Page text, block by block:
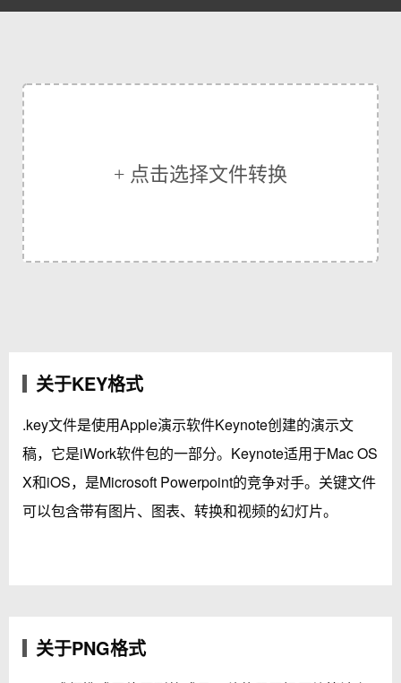
+ 点击选择文件转换
关于KEY格式
.key文件是使用Apple演示软件Keynote创建的演示文
稿，它是iWork软件包的一部分。Keynote适用于Mac OS
X和iOS，是Microsoft Powerpoint的竞争对手。关键文件
可以包含带有图片、图表、转换和视频的幻灯片。
关于PNG格式